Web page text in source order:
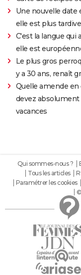
Une nouvelle date
elle est plus
C'est la langue qui
elle est
Le plus gros
y a 30 ans, renaît
Quelle amende en
devez absolument
vacances
Qui sommes-nous ?
Tous les articles
Paramétrer les cookies